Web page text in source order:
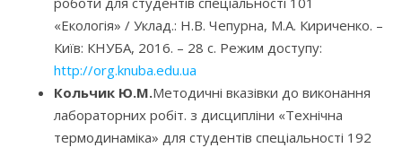
«Екологія» / Уклад.: Н.В. Чепурна, М.А. Кириченко. –
Київ: КНУБА, 2016. – 28 с. Режим доступу:
http://org.knuba.edu.ua
Кольчик Ю.М.Методичні вказівки до виконання
лабораторних робіт. з дисципліни «Технічна
термодинаміка» для студентів спеціальності 192